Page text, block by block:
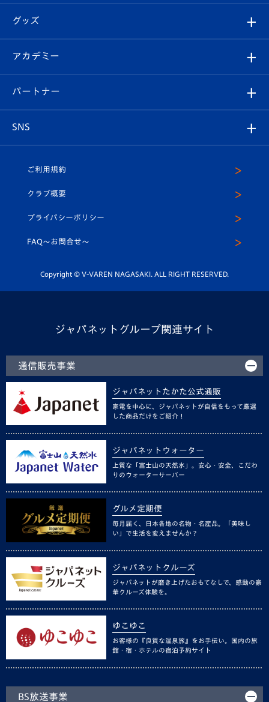
チケット
イベント
メディア
ホームタウン
スタッフプロフィール
マスコット紹介
平和祈念活動
ホームタウン活動
はじめての観戦ガイド
Revive Team
ヴィヴィくんの長崎おもてなしガイド
フォトギャラリー
スタジアムグルメ
チケット
V-LOVERS（ファンクラブ）
プレイヤーズスイート
グッズ
オンラインショップ
店舗情報
アカデミー
育成からのお知らせ
U-18
スクール
パートナー
SNS
ヴィヴィくんインスタグラム
公式LINE＠
ご利用規約
クラブ概要
プライバシーポリシー
FAQ〜お問合せ〜
Copyright © V-VAREN NAGASAKI. ALL RIGHT RESERVED.
ジャパネットグループ関連サイト
通信販売事業
ジャパネットたかた公式通販
家電を中心に、ジャパネットが自信をもって厳選
した商品だけをご紹介！
ジャパネットウォーター
上質な「富士山の天然水」。安心・安全、こだわ
りのウォーターサーバー
グルメ定期便
毎月届く、日本各地の名物・名産品。「美味し
い」で生活を変えませんか？
ジャパネットクルーズ
ジャパネットが磨き上げたおもてなしで、感動の豪
華クルーズ体験を。
ゆこゆこ
お客様の『良質な温泉旅』をお手伝い。国内の旅
館・宿・ホテルの宿泊予約サイト
BS放送事業